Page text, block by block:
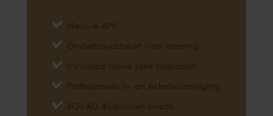
Nieuwe APK
Onderhoudsbeurt voor levering
Minimaal halve tank brandstof
Professionele in- en exterieurreiniging
BOVAG 40-punten check